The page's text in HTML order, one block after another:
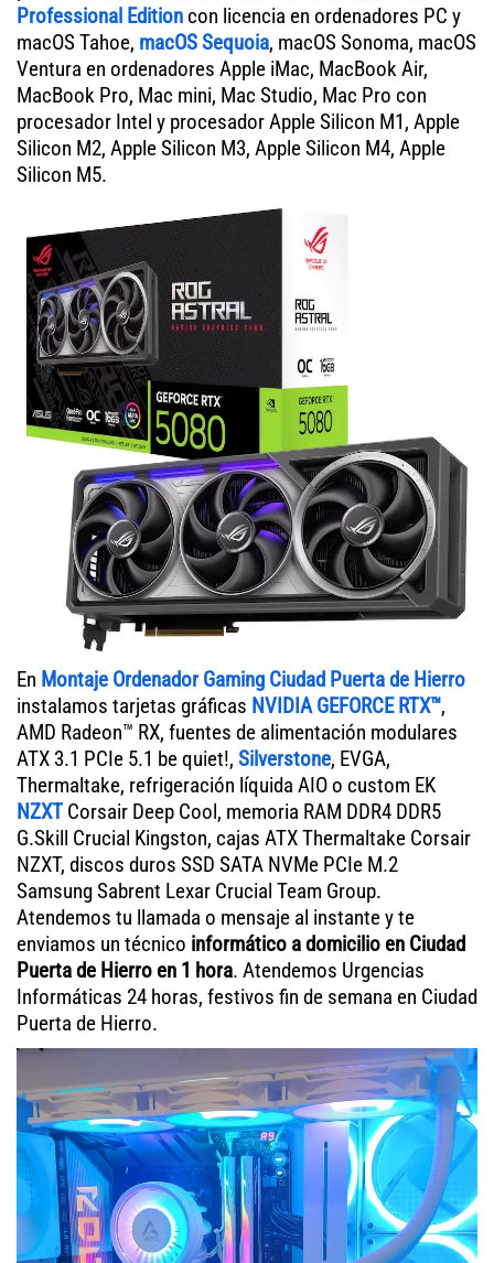
Professional Edition con licencia en ordenadores PC y
macOS Tahoe, macOS Sequoia, macOS Sonoma, macOS
Ventura en ordenadores Apple iMac, MacBook Air,
MacBook Pro, Mac mini, Mac Studio, Mac Pro con
procesador Intel y procesador Apple Silicon M1, Apple
Silicon M2, Apple Silicon M3, Apple Silicon M4, Apple
Silicon M5.
En Montaje Ordenador Gaming Ciudad Puerta de Hierro
instalamos tarjetas gráficas NVIDIA GEFORCE RTX™,
AMD Radeon™ RX, fuentes de alimentación modulares
ATX 3.1 PCIe 5.1 be quiet!, Silverstone, EVGA,
Thermaltake, refrigeración líquida AIO o custom EK
NZXTCorsair Deep Cool, memoria RAM DDR4 DDR5
G.Skill Crucial Kingston, cajas ATX Thermaltake Corsair
NZXT, discos duros SSD SATA NVMe PCIe M.2
Samsung Sabrent Lexar Crucial Team Group.
Atendemos tu llamada o mensaje al instante y te
enviamos un técnico informático a domicilio en Ciudad
Puerta de Hierro en 1 hora. Atendemos Urgencias
Informáticas 24 horas, festivos fin de semana en Ciudad
Puerta de Hierro.